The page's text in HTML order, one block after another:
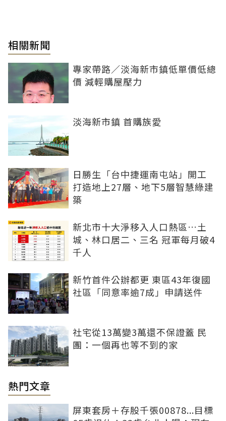
相關新聞
專家帶路／淡海新市鎮低單價低總
價 減輕購屋壓力
淡海新市鎮 首購族愛
日勝生「台中捷運南屯站」開工
打造地上27層、地下5層智慧綠建
築
新北市十大淨移入人口熱區…土
城、林口居二、三名 冠軍每月破4
千人
新竹首件公辦都更 東區43年復國
社區「同意率逾7成」申請送件
社宅從13萬變3萬還不保證蓋 民
團：一個再也等不到的家
熱門文章
屏東套房＋存股千張00878...目標